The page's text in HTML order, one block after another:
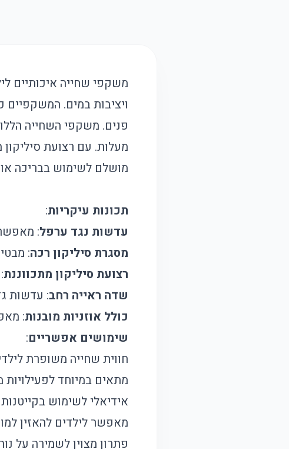
משקפי שחייה איכותיים
ויציבות במים. המשקפיים
מעלות. עם רצועת סיליקון
מושלם לשימוש בבריכה או
תכונות עיקריות:
עדשות נגד ערפל:
מסגרת סיליקון רכה:
רצועת סיליקון מתכווננת
שדה ראייה רחב: עדשות
כולל אוזניות מובנות:
שימושים אפשריים:
חווית שחייה משופרת
מתאים במיוחד לפעילויות
אידיאלי לשימוש
מאפשר לילדים להאזין
פתרון מצוין לשמירה על